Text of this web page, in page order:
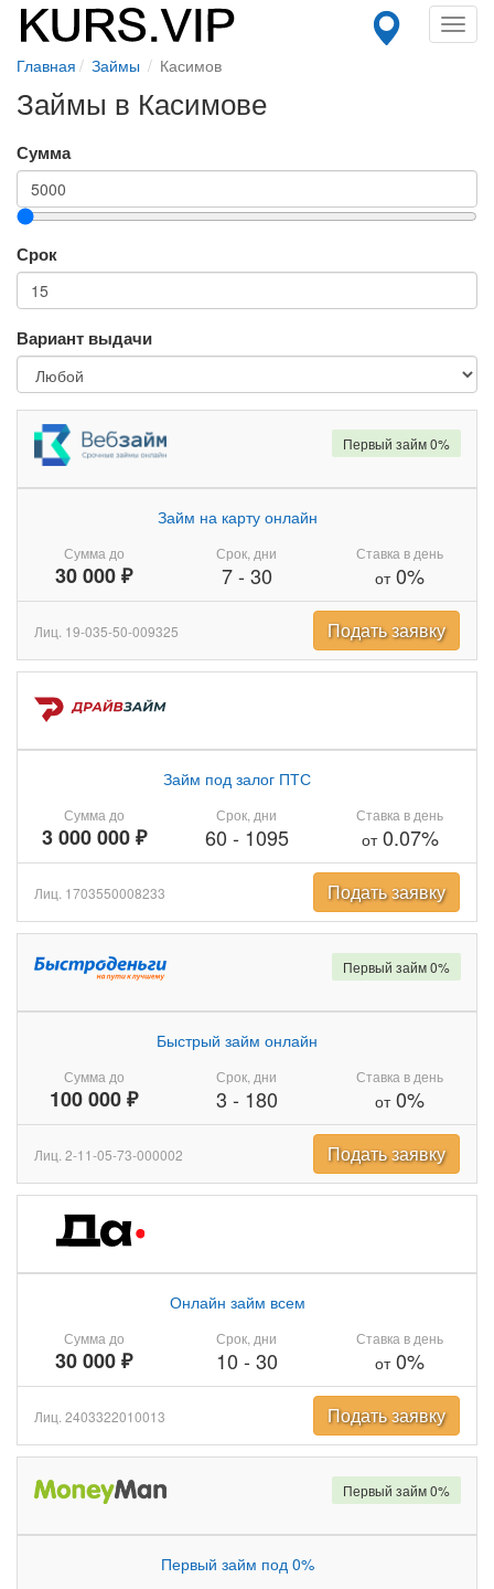
Главная Займы Касимов
Займы в Касимове
Сумма
Срок
Вариант выдачи
Сумма до
30 000 ₽
Займ на карту онлайн
Срок, дни
7- 30
Ставка в день
от0%
Первый займ 0%
Лиц. 19-035-50-009325 Подать заявку
Сумма до
3 000 000 ₽
Займ под залог ПТС
Срок, дни
60 - 1095
Ставка в день
от0.07%
Лиц. 1703550008233 Подать заявку
Сумма до
100 000 ₽
Быстрый займ онлайн
Срок, дни
3 - 180
Ставка в день
от0%
Первый займ 0%
Лиц. 2-11-05-73-000002 Подать заявку
Сумма до
30 000 ₽
Онлайн займ всем
Срок, дни
10 - 30
Ставка в день
от0%
Лиц. 2403322010013 Подать заявку
Первый займ под 0%
Первый займ 0%